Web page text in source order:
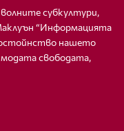
субкултури,
“Информацията
нашето
модата свободата,